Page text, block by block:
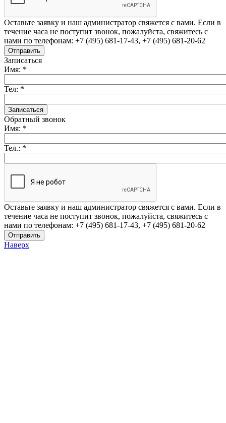
Оставьте заявку и наш администратор свяжется с вами. Если в
течение часа не поступит звонок, пожалуйста, свяжитесь с
нами по телефонам: +7 (495) 681-17-43, +7 (495) 681-20-62
Записаться
Имя: *
Тел: *
Обратный звонок
Имя: *
Тел.: *
Оставьте заявку и наш администратор свяжется с вами. Если в
течение часа не поступит звонок, пожалуйста, свяжитесь с
нами по телефонам: +7 (495) 681-17-43, +7 (495) 681-20-62
Наверх